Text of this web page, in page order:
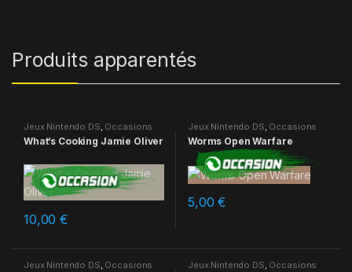
Produits apparentés
Jeux Nintendo DS, Occasions
What’s Cooking Jamie Oliver
10,00€
Jeux Nintendo DS, Occasions
Worms Open Warfare
5,00€
Jeux Nintendo DS, Occasions Jeux Nintendo DS, Occasions